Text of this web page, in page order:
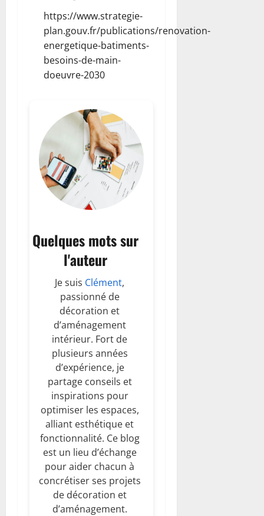
https://www.strategie-
plan.gouv.fr/publications/renovation-
energetique-batiments-
besoins-de-main-
doeuvre-2030
Quelques mots sur
l'auteur
Je suis Clément,
passionné de
décoration et
d’aménagement
intérieur. Fort de
plusieurs années
d’expérience, je
partage conseils et
inspirations pour
optimiser les espaces,
alliant esthétique et
fonctionnalité. Ce blog
est un lieu d’échange
pour aider chacun à
concrétiser ses projets
de décoration et
d’aménagement.